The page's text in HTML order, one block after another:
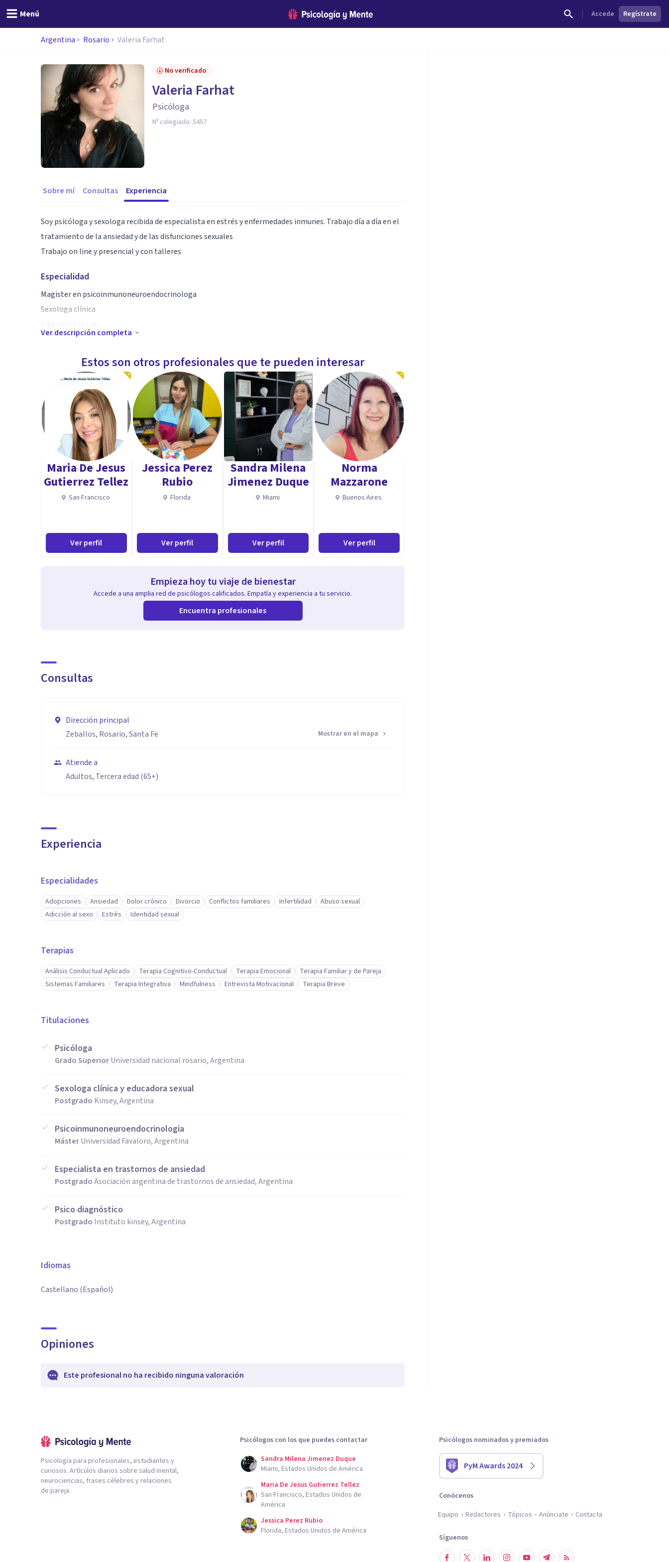
Menú Accede Regístrate
Argentina Rosario Valeria Farhat
No verificado
Valeria Farhat
Psicóloga
Nº colegiado: 5457
Sobre mí Consultas Experiencia
Soy psicóloga y sexologa recibida de especialista en estrés y enfermedades inmunes. Trabajo día a día en el
tratamiento de la ansiedad y de las disfunciones sexuales
Trabajo on line y presencial y con talleres
Especialidad
Magister en psicoinmunoneuroendocrinologa
Sexologa clínica
Terapia cognitiva
Psico diagnóstico, tratamiento en enfermedades autoinmunes, ansiedad, ataques de pánico, sexologa
clínica , disfunciones sexuales. Falta de deseo. Terapia individual y de pareja
Psico gerontológia
Ver descripción completa
Estos son otros profesionales que te pueden interesar
Maria De Jesus
Gutierrez Tellez
San Francisco
Ver perfil
Jessica Perez
Rubio
Florida
Ver perfil
Sandra Milena
Jimenez Duque
Miami
Ver perfil
Norma
Mazzarone
Buenos Aires
Ver perfil
Empieza hoy tu viaje de bienestar
Accede a una amplia red de psicólogos calificados. Empatía y experiencia a tu servicio.
Encuentra profesionales
Consultas
Dirección principal
Zeballos, Rosario, Santa Fe
Mostrar en el mapa
Atiende a
Adultos, Tercera edad (65+)
Experiencia
Especialidades
Adopciones Ansiedad Dolor crónico Divorcio Conflictos familiares Infertilidad
Abuso sexual
Adicción al sexo
Estrés Identidad sexual
Terapias
Análisis Conductual Aplicado Terapia Cognitivo-Conductual Terapia Emocional
Terapia Familiar y de Pareja
Sistemas Familiares
Terapia Integrativa Mindfulness Entrevista Motivacional Terapia Breve
Titulaciones
Psicóloga
Grado SuperiorUniversidad nacional rosario, Argentina
Sexologa clínica y educadora sexual
Postgrado Kinsey, Argentina
Psicoinmunoneuroendocrinologia
MásterUniversidad Favaloro, Argentina
Especialista en trastornos de ansiedad
PostgradoAsociación argentina de trastornos de ansiedad, Argentina
Psico diagnóstico
Postgrado Instituto kinsey, Argentina
Idiomas
Castellano (Español)
Opiniones
Este profesional no ha recibido ninguna valoración
Psicología para profesionales, estudiantes y
curiosos. Artículos diarios sobre salud mental,
neurociencias, frases célebres y relaciones
de pareja.
Psicólogos con los que puedes contactar
Sandra Milena Jimenez Duque
Miami, Estados Unidos de América
Maria De Jesus Gutierrez Tellez
San Francisco, Estados Unidos de
América
Jessica Perez Rubio
Florida, Estados Unidos de América
Psicólogos nominados y premiados
PyM Awards 2024
Conócenos
Equipo
Redactores Tópicos Anúnciate Contacta
Síguenos